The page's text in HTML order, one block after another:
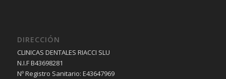
DIRECCIÓN
CLINICAS DENTALES RIACCI SLU
N.I.F B43698281
Nº Registro Sanitario: E43647969